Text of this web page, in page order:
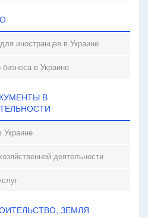
иностранцев в Украине
бизнеса в Украине
В
Украине
деятельности
ЗЕМЛЯ